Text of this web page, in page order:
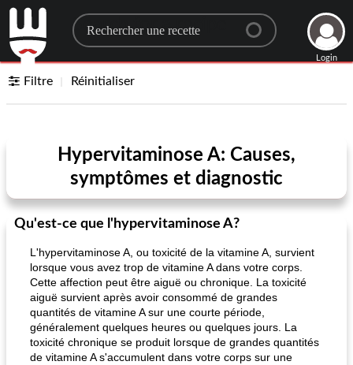
Search for a recipe
Login
Filtre Réinitialiser
Hypervitaminose A: Causes,
symptômes et diagnostic
Qu'est-ce que l'hypervitaminose A?
L'hypervitaminose A, ou toxicité de la vitamine A, survient
lorsque vous avez trop de vitamine A dans votre corps.
Cette affection peut être aiguë ou chronique. La toxicité
aiguë survient après avoir consommé de grandes
quantités de vitamine A sur une courte période,
généralement quelques heures ou quelques jours. La
toxicité chronique se produit lorsque de grandes quantités
de vitamine A s'accumulent dans votre corps sur une